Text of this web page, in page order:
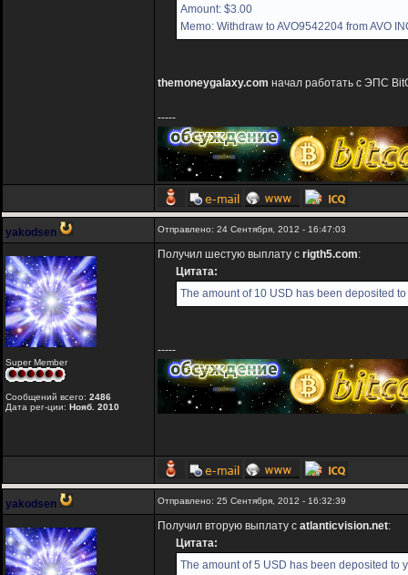
Amount: $3.00
Memo: Withdraw to AVO9542204 from AVO
themoneygalaxy.com начал работать с ЭПС
-----
yakodsen Отправлено: 24 Сентября, 2012 - 16:47:03
Super Member
Сообщений всего: 2486
Дата рег-ции: Нояб. 2010
Получил шестую выплату с rigth5.com:
Цитата:
The amount of 10 USD has been deposited
-----
yakodsen Отправлено: 25 Сентября, 2012 - 16:32:39
Получил вторую выплату с atlanticvision.net:
Цитата:
The amount of 5 USD has been deposited to